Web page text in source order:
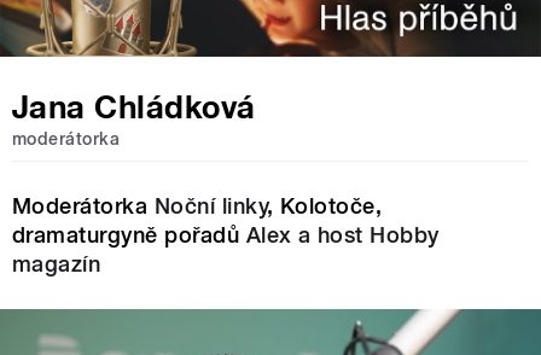
Jana Chládková
moderátorka
Moderátorka Noční linky, Kolotoče,
dramaturgyně pořadů Alex a host Hobby
magazín